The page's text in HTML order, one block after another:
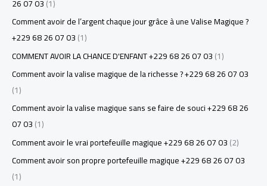
26 07 03(1)
Comment avoir de l’argent chaque jour grâce à une Valise Magique ?
+229 68 26 07 03(1)
COMMENT AVOIR LA CHANCE D'ENFANT +229 68 26 07 03(1)
Comment avoir la valise magique de la richesse ? +229 68 26 07 03
(1)
Comment avoir la valise magique sans se faire de souci +229 68 26
07 03(1)
Comment avoir le vrai portefeuille magique +229 68 26 07 03(2)
Comment avoir son propre portefeuille magique +229 68 26 07 03
(1)